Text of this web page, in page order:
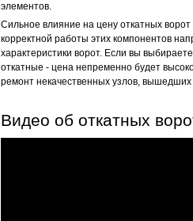
элементов.
Сильное влияние на цену откатных
корректной работы этих компонентов
характеристики ворот. Если вы
откатные - цена непременно будет
ремонт некачественных узлов,
Видео об откатных